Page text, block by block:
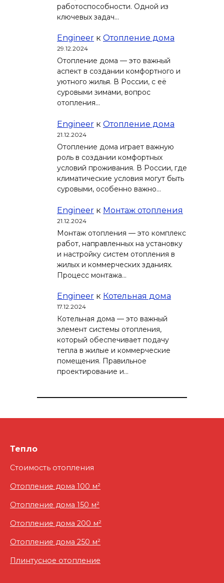
работоспособности. Одной из
ключевых задач…
Engineer к Отопление дома
29.12.2024
Отопление дома — это важный
аспект в создании комфортного и
уютного жилья. В России, с её
суровыми зимами, вопрос
отопления…
Engineer к Отопление дома
21.12.2024
Отопление дома играет важную
роль в создании комфортных
условий проживания. В России, где
климатические условия могут быть
суровыми, особенно важно…
Engineer к Монтаж отопления
21.12.2024
Монтаж отопления — это комплекс
работ, направленных на установку
и настройку систем отопления в
жилых и коммерческих зданиях.
Процесс монтажа…
Engineer к Котельная дома
17.12.2024
Котельная дома — это важный
элемент системы отопления,
который обеспечивает подачу
тепла в жилые и коммерческие
помещения. Правильное
проектирование и…
Тепло
Стоимость отопления
Отопление дома 100 м²
Отопление дома 150 м²
Отопление дома 200 м²
Отопление дома 250 м²
Плинтусное отопление